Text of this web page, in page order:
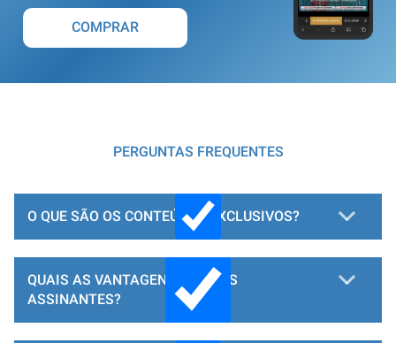
COMPRAR
PERGUNTAS FREQUENTES
O QUE SÃO OS CONTEÚDOS EXCLUSIVOS?
QUAIS AS VANTAGENS PARA OS
ASSINANTES?